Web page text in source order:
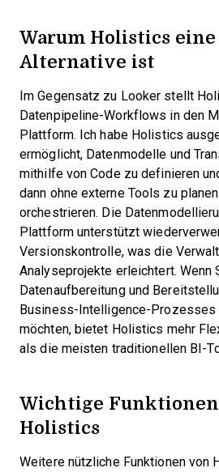
Warum Holistics
Alternative ist
Im Gegensatz zu Looker stellt
Datenpipeline-Workflows in den
Plattform. Ich habe Holistics
ermöglicht, Datenmodelle und
mithilfe von Code zu definieren
dann ohne externe Tools zu
orchestrieren. Die
Plattform unterstützt
Versionskontrolle, was die
Analyseprojekte erleichtert. Wenn
Datenaufbereitung und
Business-Intelligence-Prozesses
möchten, bietet Holistics mehr
als die meisten traditionellen BI-
Wichtige
Holistics
Weitere nützliche Funktionen von